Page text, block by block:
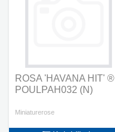
ROSA 'HAVANA HIT' ®
POULPAH032 (N)
Miniaturerose